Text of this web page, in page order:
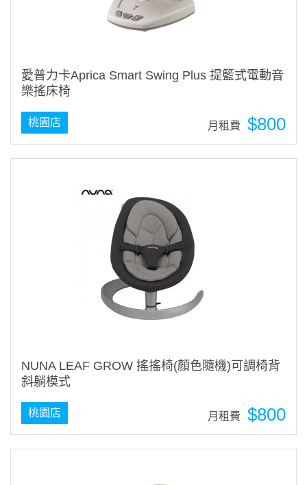
愛普力卡Aprica Smart Swing Plus 提籃式電動音
樂搖床椅
$800
月租費
桃園店
NUNA LEAF GROW 搖搖椅(顏色隨機)可調椅背
斜躺模式
$800
月租費
桃園店